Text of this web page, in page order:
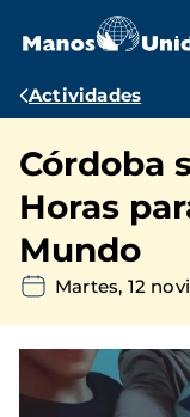
contenido
Ruta
Actividades
Córdoba
Horas
Mundo
Martes, 12